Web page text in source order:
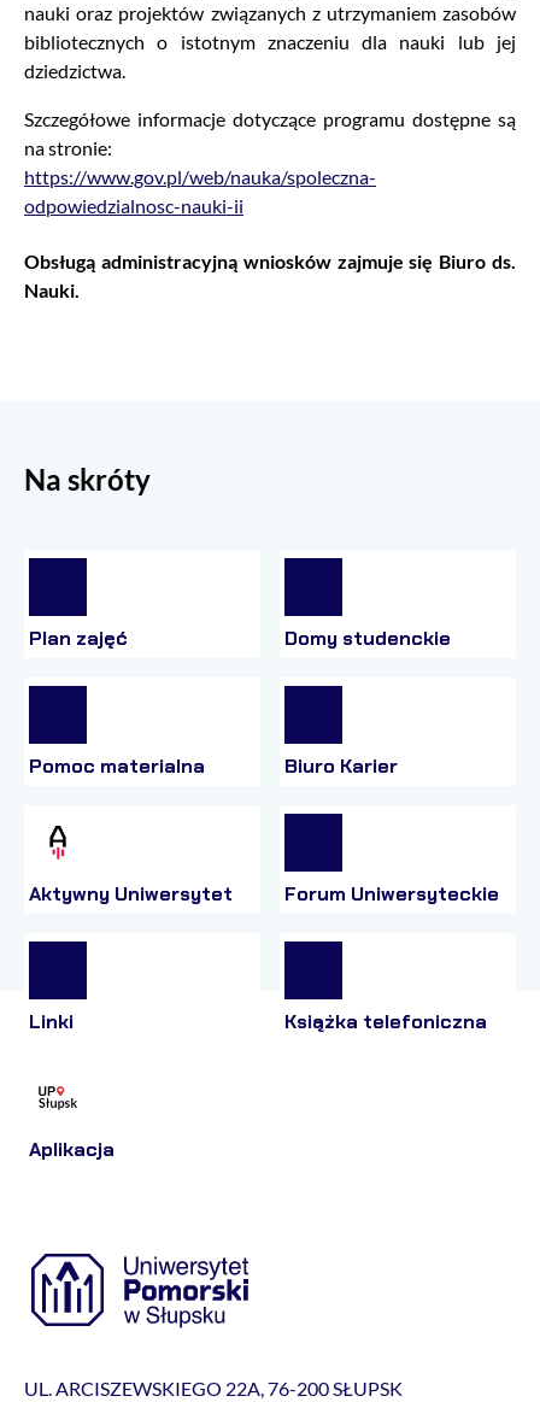
nauki oraz projektów związanych z utrzymaniem zasobów
bibliotecznych o istotnym znaczeniu dla nauki lub jej
dziedzictwa.
Szczegółowe informacje dotyczące programu dostępne są
na stronie:
https://www.gov.pl/web/nauka/spoleczna-
odpowiedzialnosc-nauki-ii
Obsługą administracyjną wniosków zajmuje się Biuro ds.
Nauki.
Na skróty
Plan zajęć Domy studenckie
Pomoc materialna Biuro Karier
Aktywny Uniwersytet Forum Uniwersyteckie
Linki Książka telefoniczna
Aplikacja
UL. ARCISZEWSKIEGO 22A, 76-200 SŁUPSK